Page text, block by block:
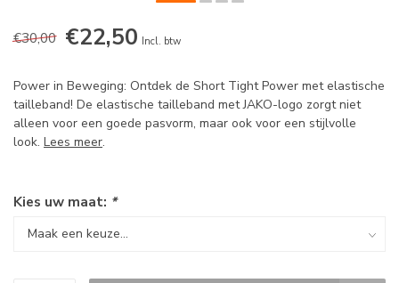
€30,00 €22,50 Incl. btw
Power in Beweging: Ontdek de Short Tight Power met elastische
tailleband! De elastische tailleband met JAKO-logo zorgt niet
alleen voor een goede pasvorm, maar ook voor een stijlvolle
look. Lees meer.
Kies uw maat: *